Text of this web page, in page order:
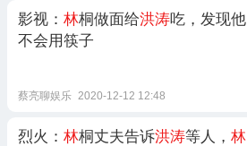
影视： 林桐做面给洪涛吃，发现他
不会用筷子
蔡亮聊娱乐 2020-12-12 12:48
烈火： 林桐丈夫告诉洪涛等人， 林